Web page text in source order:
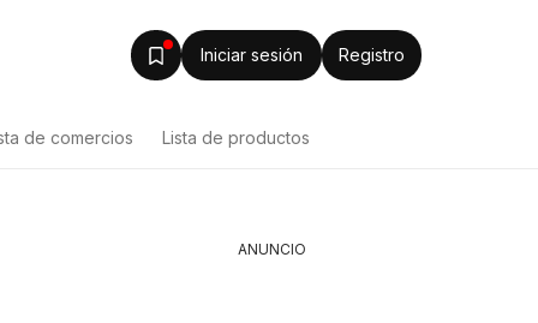
Iniciar sesión Registro
de comercios Lista de productos
ANUNCIO